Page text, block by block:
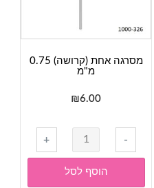
מסרגה אחת (קרושה) 0.75
מ"מ
₪6.00
-
כמות
של
מסרגה
אחת
+
הוסף לסל